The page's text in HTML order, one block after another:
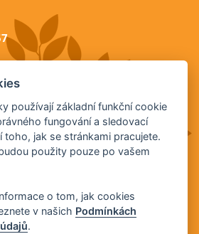
používají základní funkční cookie
fungování a sledovací
jak se stránkami pracujete.
použity pouze po vašem
o tom, jak cookies
v našich Podmínkách
.